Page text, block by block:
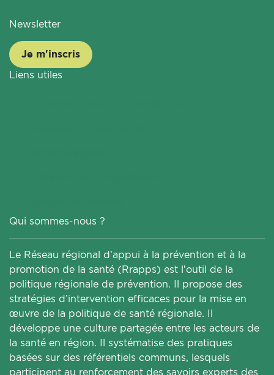
Newsletter
Je m'inscris
Liens utiles
Qui sommes-nous ?
Le Réseau régional d’appui à la prévention et à la
promotion de la santé (Rrapps) est l’outil de la
politique régionale de prévention. Il propose des
stratégies d’intervention efficaces pour la mise en
œuvre de la politique de santé régionale. Il
développe une culture partagée entre les acteurs de
la santé en région. Il systématise des pratiques
basées sur des référentiels communs, lesquels
participent au renforcement des savoirs experts des